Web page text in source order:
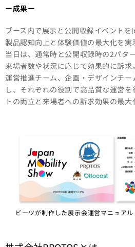
ー成果ー​
ブース内で展示と公開収録イベント
製品認知向上と体験価値の最大化を実
当日は、通常時と公開収録時の2パタ
来場者数や状況に応じて効果的に訴求
運営推進チーム、企画・デザインチ
し、それぞれの役割で高品質な運営
トの両立と来場者への訴求効果の最大
ビーツが制作した展示会運営マニュアル